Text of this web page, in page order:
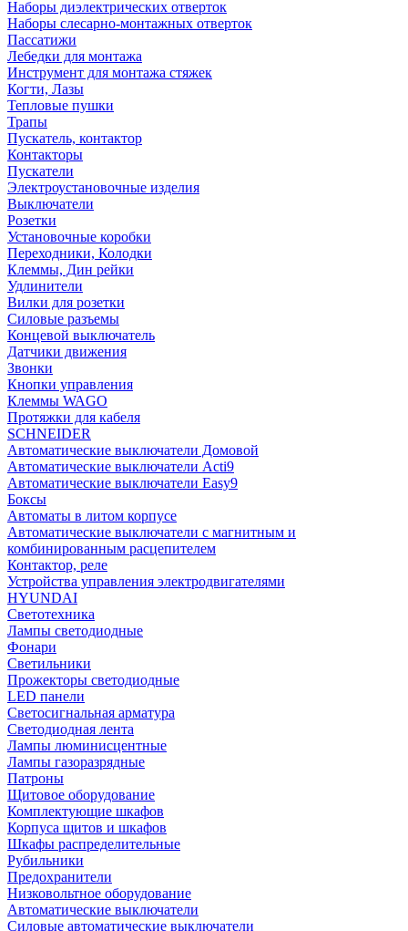
Наборы диэлектрических отверток
Наборы слесарно-монтажных отверток
Пассатижи
Лебедки для монтажа
Инструмент для монтажа стяжек
Когти, Лазы
Тепловые пушки
Трапы
Пускатель, контактор
Контакторы
Пускатели
Электроустановочные изделия
Выключатели
Розетки
Установочные коробки
Переходники, Колодки
Клеммы, Дин рейки
Удлинители
Вилки для розетки
Силовые разъемы
Концевой выключатель
Датчики движения
Звонки
Кнопки управления
Клеммы WAGO
Протяжки для кабеля
SCHNEIDER
Автоматические выключатели Домовой
Автоматические выключатели Acti9
Автоматические выключатели Easy9
Боксы
Автоматы в литом корпусе
Автоматические выключатели с магнитным и
комбинированным расцепителем
Контактор, реле
Устройства управления электродвигателями
HYUNDAI
Светотехника
Лампы светодиодные
Фонари
Светильники
Прожекторы светодиодные
LED панели
Светосигнальная арматура
Светодиодная лента
Лампы люминисцентные
Лампы газоразрядные
Патроны
Щитовое оборудование
Комплектующие шкафов
Корпуса щитов и шкафов
Шкафы распределительные
Рубильники
Предохранители
Низковольтное оборудование
Автоматические выключатели
Силовые автоматические выключатели